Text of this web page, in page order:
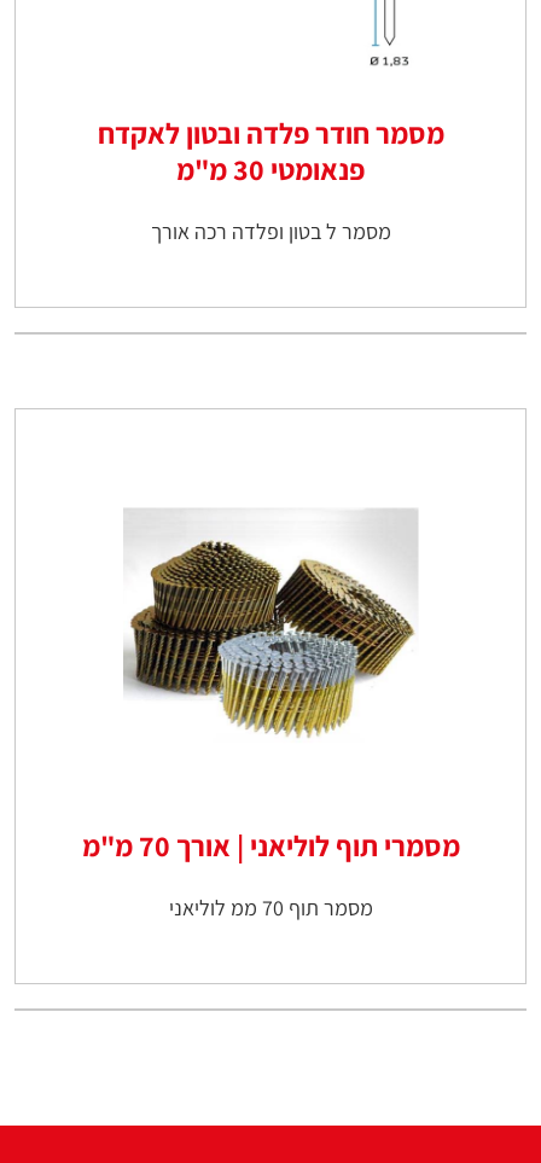
מסמר חודר פלדה ובטון לאקדח
פנאומטי 30 מ"מ
מסמר ל בטון ופלדה רכה אורך
מסמרי תוף לוליאני | אורך 70 מ"מ
מסמר תוף 70 ממ לוליאני